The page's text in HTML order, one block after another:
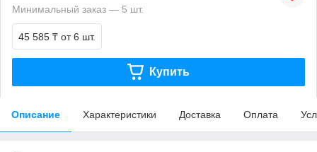
Минимальный заказ — 5 шт.
45 585 ₸ от 6 шт.
Купить
Описание Характеристики Доставка Оплата